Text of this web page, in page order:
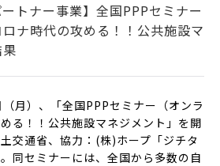
ートナー事業】全国PPPセミナー
ロナ時代の攻める！！公共施設マ
月）、「全国PPPセミナー（オンラ
る！！公共施設マネジメント」を開
交通省、協力： (株)ホープ「ジチタ
同セミナーには、全国から多数の自